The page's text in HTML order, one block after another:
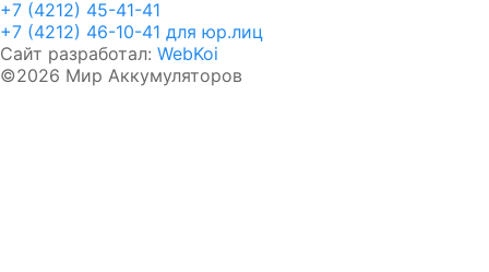
+7 (4212) 45-41-41
+7 (4212) 46-10-41 для юр.лиц
Сайт разработал: WebKoi
©2026 Мир Аккумуляторов